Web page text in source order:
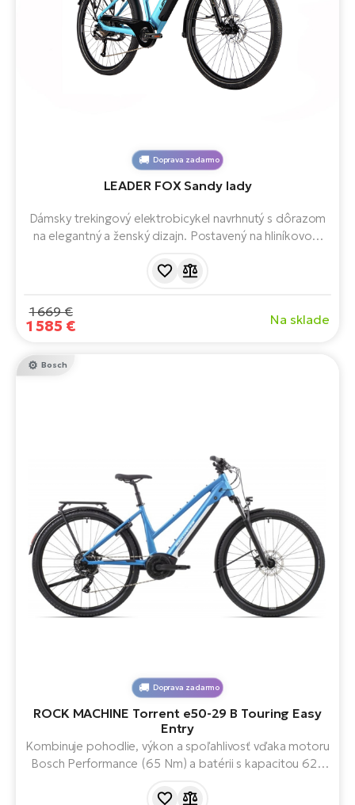
Doprava zadarmo
LEADER FOX Sandy lady
Dámsky trekingový elektrobicykel navrhnutý s dôrazom
na elegantný a ženský dizajn. Postavený na hliníkovom
odpruženou vidlicou, blatníkmi a zadným nosičom.
1 669 €
1 585 € Na sklade
Bosch
Doprava zadarmo
ROCK MACHINE Torrent e50-29 B Touring Easy
Entry
Kombinuje pohodlie, výkon a spoľahlivosť vďaka motoru
Bosch Performance (65 Nm) a batérii s kapacitou 625
hydraulické brzdy Clarks, ráfiky WTB a ďalšie